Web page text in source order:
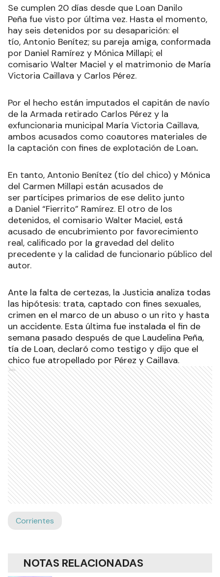
Se cumplen 20 días desde que Loan Danilo
Peña fue visto por última vez. Hasta el momento,
hay seis detenidos por su desaparición: el
tío, Antonio Benítez; su pareja amiga, conformada
por Daniel Ramírez y Mónica Millapi; el
comisario Walter Maciel y el matrimonio de María
Victoria Caillava y Carlos Pérez.
Por el hecho están imputados el capitán de navío
de la Armada retirado Carlos Pérez y la
exfuncionaria municipal María Victoria Caillava,
ambos acusados como coautores materiales de
la captación con fines de explotación de Loan.
En tanto, Antonio Benítez (tío del chico) y Mónica
del Carmen Millapi están acusados de
ser partícipes primarios de ese delito junto
a Daniel “Fierrito” Ramírez. El otro de los
detenidos, el comisario Walter Maciel, está
acusado de encubrimiento por favorecimiento
real, calificado por la gravedad del delito
precedente y la calidad de funcionario público del
autor.
Ante la falta de certezas, la Justicia analiza todas
las hipótesis: trata, captado con fines sexuales,
crimen en el marco de un abuso o un rito y hasta
un accidente. Esta última fue instalada el fin de
semana pasado después de que Laudelina Peña,
tía de Loan, declaró como testigo y dijo que el
chico fue atropellado por Pérez y Caillava.
Ads
Corrientes
NOTAS RELACIONADAS